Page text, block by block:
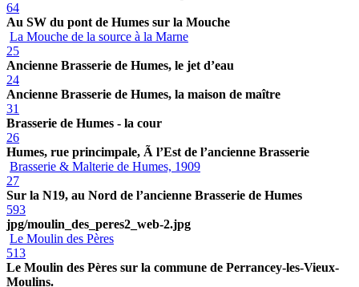
64
Au SW du pont de Humes sur la Mouche
La Mouche de la source à la Marne
25
Ancienne Brasserie de Humes, le jet d’eau
24
Ancienne Brasserie de Humes, la maison de maître
31
Brasserie de Humes - la cour
26
Humes, rue princimpale, Ã l’Est de l’ancienne Brasserie
Brasserie & Malterie de Humes, 1909
27
Sur la N19, au Nord de l’ancienne Brasserie de Humes
593
jpg/moulin_des_peres2_web-2.jpg
Le Moulin des Pères
513
Le Moulin des Pères sur la commune de Perrancey-les-Vieux-
Moulins.